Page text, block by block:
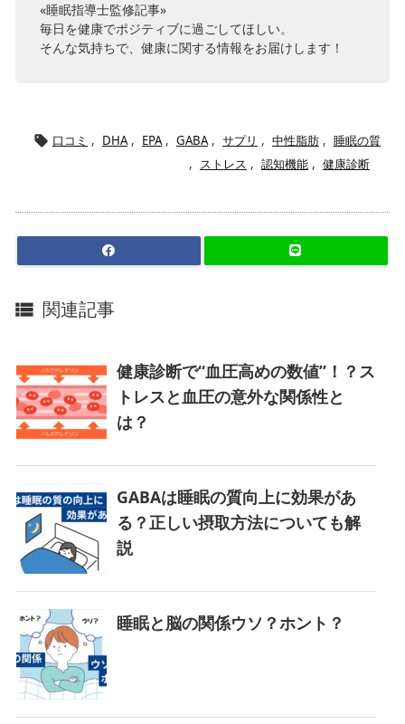
«睡眠指導士監修記事»
毎日を健康でポジティブに過ごしてほしい。
そんな気持ちで、健康に関する情報をお届けします！
 口コミ , DHA , EPA , GABA , サプリ , 中性脂肪 , 睡眠の質
, ストレス , 認知機能 , 健康診断
 関連記事
健康診断で“血圧高めの数値”！？ス
トレスと血圧の意外な関係性と
は？
GABAは睡眠の質向上に効果があ
る？正しい摂取方法についても解
説
睡眠と脳の関係ウソ？ホント？